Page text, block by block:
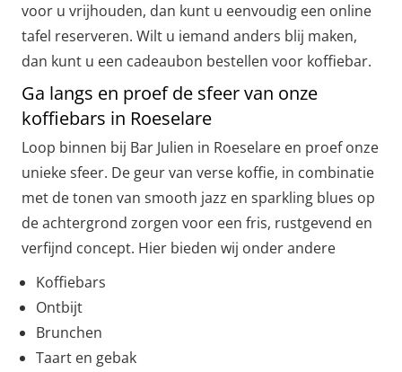
voor u vrijhouden, dan kunt u eenvoudig een online
tafel reserveren. Wilt u iemand anders blij maken,
dan kunt u een cadeaubon bestellen voor koffiebar.
Ga langs en proef de sfeer van onze
koffiebars in Roeselare
Loop binnen bij Bar Julien in Roeselare en proef onze
unieke sfeer. De geur van verse koffie, in combinatie
met de tonen van smooth jazz en sparkling blues op
de achtergrond zorgen voor een fris, rustgevend en
verfijnd concept. Hier bieden wij onder andere
Koffiebars
Ontbijt
Brunchen
Taart en gebak